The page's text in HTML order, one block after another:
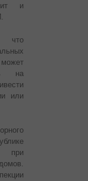
и
что
может
на
или
при